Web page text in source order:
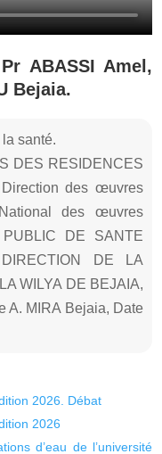
ABASSI Amel,
Bejaia.
santé.
DES RESIDENCES
des œuvres
des œuvres
PUBLIC DE SANTE
DE LA
WILYA DE BEJAIA,
A. MIRA Bejaia, Date
2026. Débat
2026
d’eau de l’université